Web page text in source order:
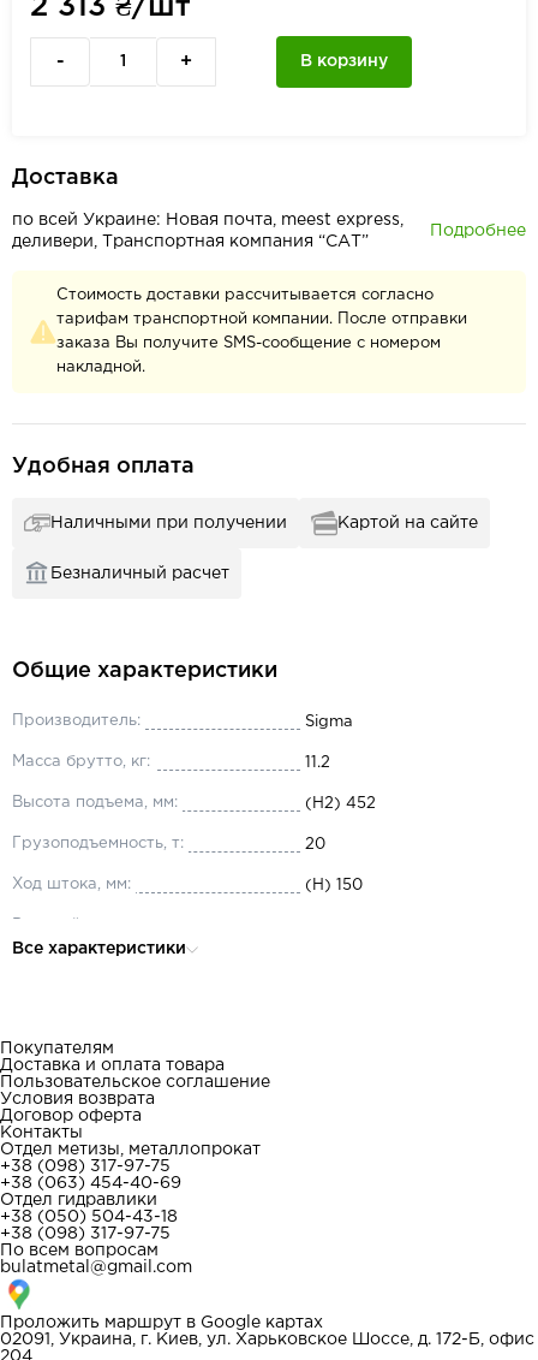
2 313 ₴/шт
- + В корзину
Доставка
по всей Украине: Новая почта, meest express,
деливери, Транспортная компания “САТ”
Подробнее
Стоимость доставки рассчитывается согласно
тарифам транспортной компании. После отправки
заказа Вы получите SMS-сообщение с номером
накладной.
Удобная оплата
Наличными при получении Картой на сайте
Безналичный расчет
Общие характеристики
Производитель: Sigma
Масса брутто, кг: 11.2
Высота подъема, мм: (H2) 452
Грузоподъемность, т: 20
Ход штока, мм: (H) 150
Все характеристики
Покупателям
Доставка и оплата товара
Пользовательское соглашение
Условия возврата
Договор оферта
Контакты
Отдел метизы, металлопрокат
+38 (098) 317-97-75
+38 (063) 454-40-69
Отдел гидравлики
+38 (050) 504-43-18
+38 (098) 317-97-75
По всем вопросам
bulatmetal@gmail.com
Проложить маршрут в Google картах
02091, Украина, г. Киев, ул. Харьковское Шоссе, д. 172-Б, офис
204